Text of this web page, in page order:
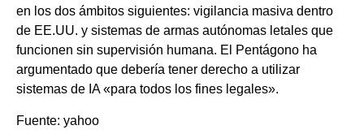
en los dos ámbitos siguientes: vigilancia masiva dentro
de EE.UU. y sistemas de armas autónomas letales que
funcionen sin supervisión humana. El Pentágono ha
argumentado que debería tener derecho a utilizar
sistemas de IA «para todos los fines legales».
Fuente: yahoo